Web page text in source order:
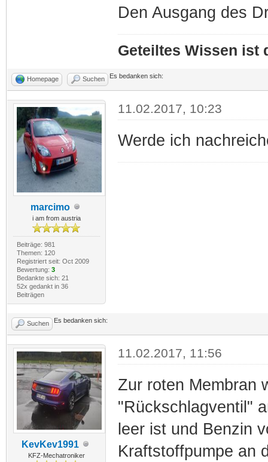
Den Ausgang des
Geteiltes Wissen ist
Homepage Suchen Es bedanken sich:
marcimo
i am from austria
Beiträge: 981
Themen: 120
Registriert seit: Oct 2009
Bewertung: 3
Bedankte sich: 21
52x gedankt in 36
Beiträgen
11.02.2017, 10:23
Werde ich
Suchen Es bedanken sich:
KevKev1991
KFZ-Mechatroniker
11.02.2017, 11:56
Zur roten Membran
"Rückschlagventil"
leer ist und Benzin
Kraftstoffpumpe an